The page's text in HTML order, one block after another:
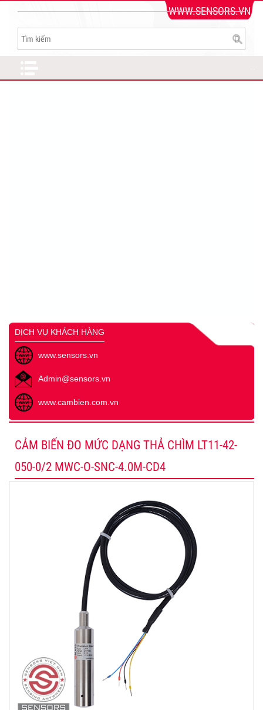
WWW.SENSORS.VN
DỊCH VỤ KHÁCH HÀNG
www.sensors.vn
Admin@sensors.vn
www.cambien.com.vn
CẢM BIẾN ĐO MỨC DẠNG THẢ CHÌM LT11-42-
050-0/2 MWC-O-SNC-4.0M-CD4